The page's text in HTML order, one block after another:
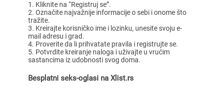
Kliknite na “Registruj se”.
Označite najvažnije informacije o sebi i onome što
tražite.
Kreirajte korisničko ime i lozinku, unesite svoju e-
mail adresu i grad.
Proverite da li prihvatate pravila i registrujte se.
Potvrdite kreiranje naloga i uživajte u vrućim
sastancima iz udobnosti svog doma.
Besplatni seks-oglasi na Xlist.rs